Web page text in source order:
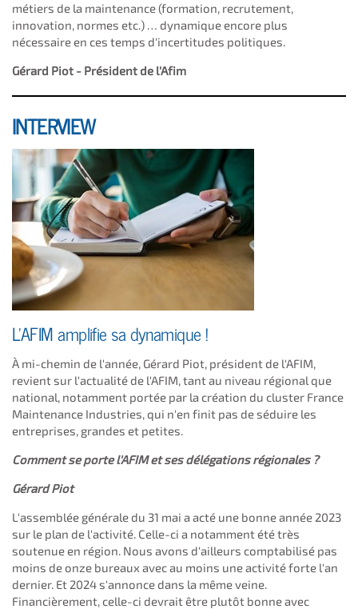
métiers de la maintenance (formation, recrutement,
innovation, normes etc.) … dynamique encore plus
nécessaire en ces temps d'incertitudes politiques.
Gérard Piot - Président de l'Afim
INTERVIEW
L'AFIM amplifie sa dynamique !​
À mi-chemin de l'année, Gérard Piot, président de l'AFIM,
revient sur l'actualité de l'AFIM, tant au niveau régional que
national, notamment portée par la création du cluster France
Maintenance Industries, qui n'en finit pas de séduire les
entreprises, grandes et petites.
Comment se porte l'AFIM et ses délégations régionales ?
Gérard Piot
L'assemblée générale du 31 mai a acté une bonne année 2023
sur le plan de l'activité. Celle-ci a notamment été très
soutenue en région. Nous avons d'ailleurs comptabilisé pas
moins de onze bureaux avec au moins une activité forte l'an
dernier. Et 2024 s'annonce dans la même veine.
Financièrement, celle-ci devrait être plutôt bonne avec